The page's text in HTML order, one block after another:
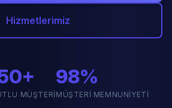
Hizmetlerimiz
MÜŞTERI
98%
MÜŞTERI MEMNUNIYETI